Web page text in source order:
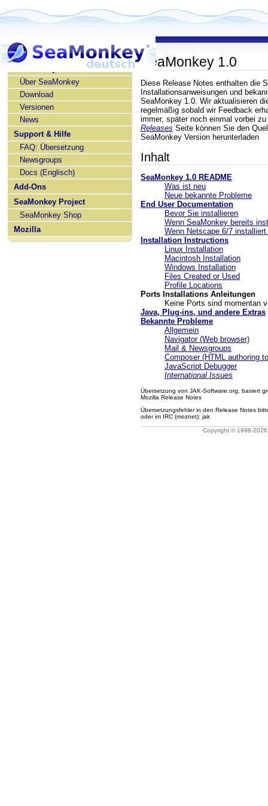
SeaMonkey deutsch
Über SeaMonkey
Download
Versionen
News
Support & Hilfe
FAQ: Übersetzung
Newsgroups
Docs (Englisch)
Add-Ons
SeaMonkey Project
SeaMonkey Shop
Mozilla
SeaMonkey 1.0
Diese Release Notes enthalten die
Installationsanweisungen und
SeaMonkey 1.0. Wir aktualisieren
regelmäßig sobald wir Feedback
immer, später noch einmal vorbei
Releases Seite können Sie den
SeaMonkey Version herunterladen
Inhalt
SeaMonkey 1.0 README
Was ist neu
Neue bekannte Probleme
End User Documentation
Bevor Sie installieren
Wenn SeaMonkey bereits
Wenn Netscape 6/7
Installation Instructions
Linux Installation
Macintosh Installation
Windows Installation
Files Created or Used
Profile Locations
Ports Installations Anleitungen
Keine Ports sind momentan
Java, Plug-ins, und andere Extras
Bekannte Probleme
Allgemein
Navigator (Web browser)
Mail & Newsgroups
Composer (HTML authoring
JavaScript Debugger
International Issues
Übersetzung von JAK-Software.org, basiert
Mozilla Release Notes
Übersetzungsfehler in den Release Notes
oder im IRC (moznet): jak
Copyright © 1998-